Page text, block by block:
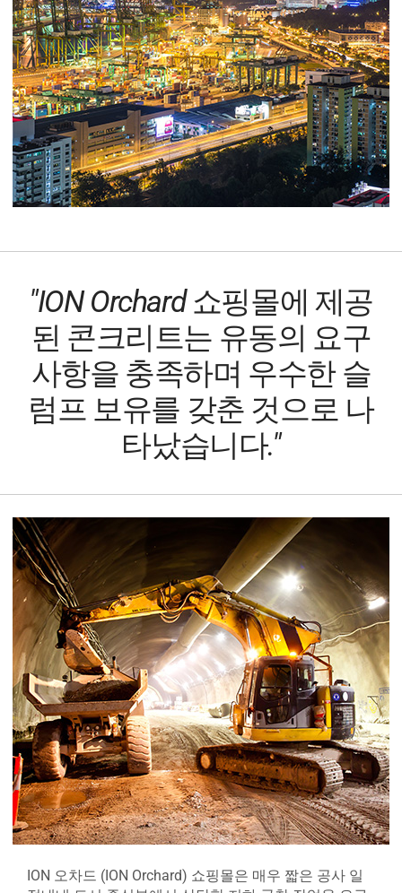
"ION Orchard 쇼핑몰에 제공
된 콘크리트는 유동의 요구
사항을 충족하며 우수한 슬
럼프 보유를 갖춘 것으로 나
타났습니다."
ION 오차드 (ION Orchard) 쇼핑몰은 매우 짧은 공사 일